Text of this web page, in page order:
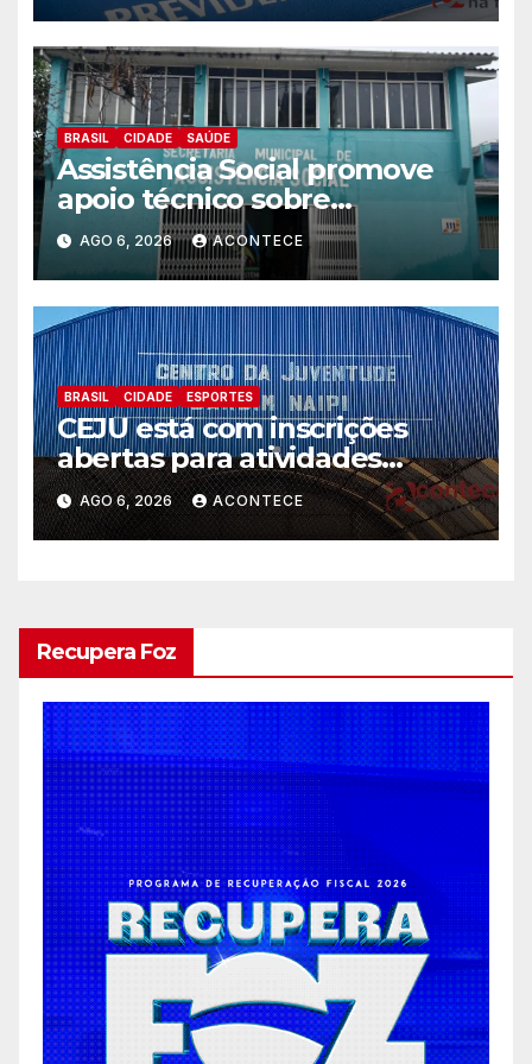
BRASIL CIDADE SAÚDE
Assistência Social promove
apoio técnico sobre
preparação e resposta a
situações de emergência e
calamidade pública
AGO 6, 2026 ACONTECE
BRASIL CIDADE ESPORTES
CEJU está com inscrições
abertas para atividades
gratuitas
AGO 6, 2026 ACONTECE
Recupera Foz